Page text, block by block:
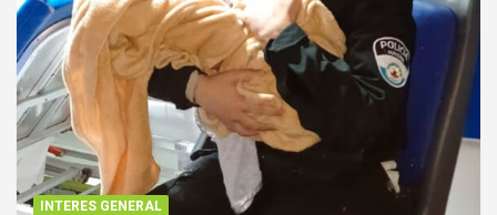
INTERES GENERAL